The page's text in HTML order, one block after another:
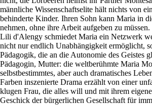
männliche Wissenschaftselite hält nichts von
behinderte Kinder. Ihren Sohn kann Maria in
nehmen, ohne ihre Arbeit aufgeben zu
Lili d'Alengy schmiedet Maria ein Netzwerk
nicht nur endlich Unabhängigkeit ermöglicht,
Pädagogik, die an die Autonomie des Geistes
Pädagogin, Mutter: die weltberühmte Maria
selbstbestimmtes, aber auch dramatisches
Farben inszenierte Drama erzählt von einer
klugen Frau, die alles will und mit ihrem
Geschick der bürgerlichen Gesellschaft für